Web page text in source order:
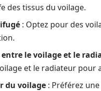
des tissus du voilage.
: Optez pour des
entre le voilage et le
et le radiateur pour
du voilage : Préférez